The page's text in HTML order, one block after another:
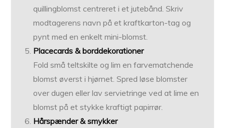
quillingblomst centreret i et jutebånd. Skriv
modtagerens navn på et kraftkarton-tag og
pynt med en enkelt mini-blomst.
Placecards & borddekorationer
Fold små teltskilte og lim en farvematchende
blomst øverst i hjørnet. Spred løse blomster
over dugen eller lav servietringe ved at lime en
blomst på et stykke kraftigt papirrør.
Hårspænder & smykker